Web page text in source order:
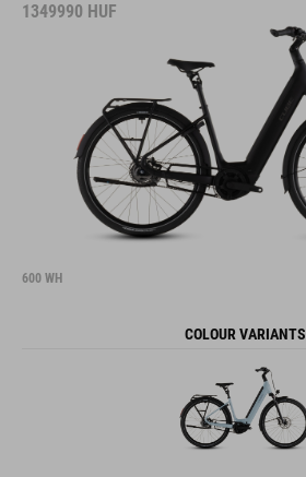
1349990 HUF
600 WH
COLOUR VARIANTS